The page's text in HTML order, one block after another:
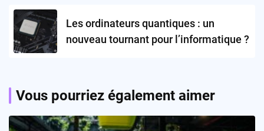
Les ordinateurs quantiques : un
nouveau tournant pour l’informatique ?
Vous pourriez également aimer